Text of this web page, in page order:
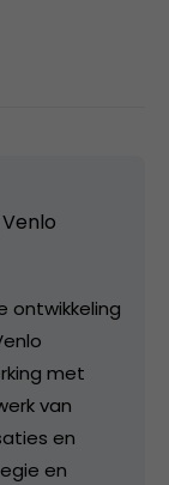
Venlo
ontwikkeling
met
van
en
en